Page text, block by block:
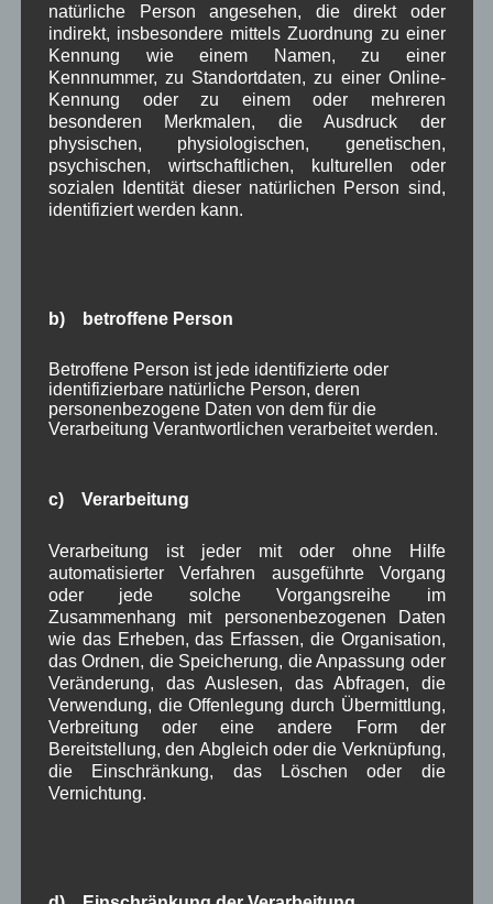
Oktober 2024 (10)
September 2024(8)
August 2024
Juli 2024(9)
Juni 2024(4)
Mai 2024(4)
April 2024(5)
März 2024(4)
Februar 2024(4)
Januar 2024(5)
September 2023(8)
Juli 2023(8)
Juni 2023(7)
Mai 2023(8)
April 2023(10)
Januar 2023(8)
November 2022(8)
Oktober 2022(8)
September 2022(2)
August 2022(6)
Juli 2022(5)
Juni 2022(4)
Mai 2022(5)
April 2022(8)
März 2022(6)
Februar 2022(4)
Januar 2022(3)
Dezember 2021(7)
August 2021
(4)
natürliche Person angesehen, die direkt oder
indirekt, insbesondere mittels Zuordnung zu einer
Kennung wie einem Namen, zu einer
Kennnummer, zu Standortdaten, zu einer Online-
Kennung oder zu einem oder mehreren
besonderen Merkmalen, die Ausdruck der
physischen, physiologischen, genetischen,
psychischen, wirtschaftlichen, kulturellen oder
sozialen Identität dieser natürlichen Person sind,
identifiziert werden kann.
b) betroffene Person
Betroffene Person ist jede identifizierte oder
identifizierbare natürliche Person, deren
personenbezogene Daten von dem für die
Verarbeitung Verantwortlichen verarbeitet werden.
c) Verarbeitung
Verarbeitung ist jeder mit oder ohne Hilfe
automatisierter Verfahren ausgeführte Vorgang
oder jede solche Vorgangsreihe im
Zusammenhang mit personenbezogenen Daten
wie das Erheben, das Erfassen, die Organisation,
das Ordnen, die Speicherung, die Anpassung oder
Veränderung, das Auslesen, das Abfragen, die
Verwendung, die Offenlegung durch Übermittlung,
Verbreitung oder eine andere Form der
Bereitstellung, den Abgleich oder die Verknüpfung,
die Einschränkung, das Löschen oder die
Vernichtung.